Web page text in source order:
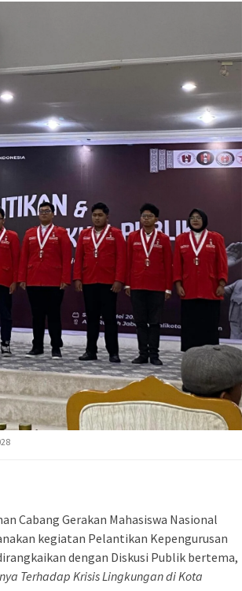
Cabang Gerakan Mahasiswa Nasional
kegiatan Pelantikan Kepengurusan
dengan Diskusi Publik bertema,
Terhadap Krisis Lingkungan di Kota